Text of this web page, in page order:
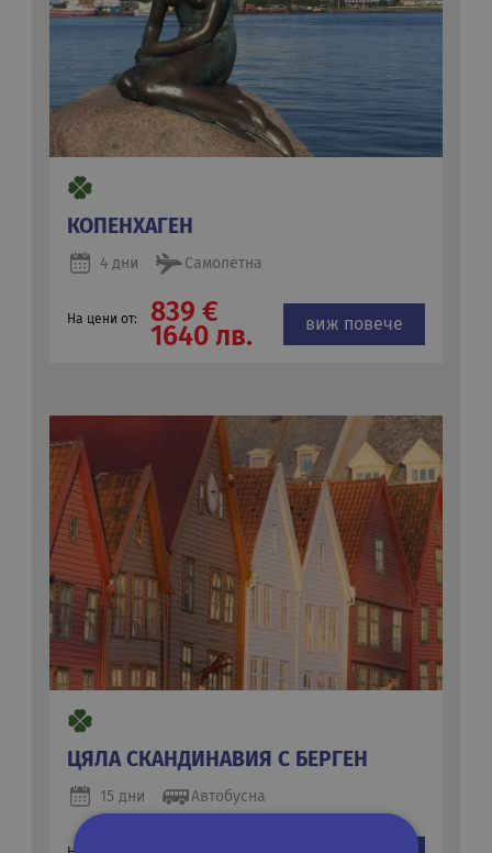
КОПЕНХАГЕН
4 дни Самолетна
На цени от:
839 €
1640 лв.
виж повече
ЦЯЛА СКАНДИНАВИЯ С БЕРГЕН
15 дни Автобусна